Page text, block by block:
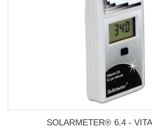
SOLARMETER® 6.4 -